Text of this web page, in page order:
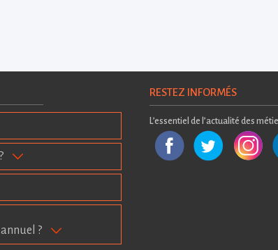
?
RESTEZ INFORMÉS
L’essentiel de l’actualité des